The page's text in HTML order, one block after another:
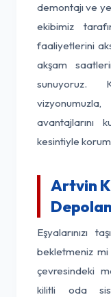
demontajı ve
ekibimiz
faaliyetlerini
akşam
sunuyoruz.
avantajlarını
kesintiyle
Artvin
Eşyalarınızı
bekletmeniz
çevresindeki
kilitli oda